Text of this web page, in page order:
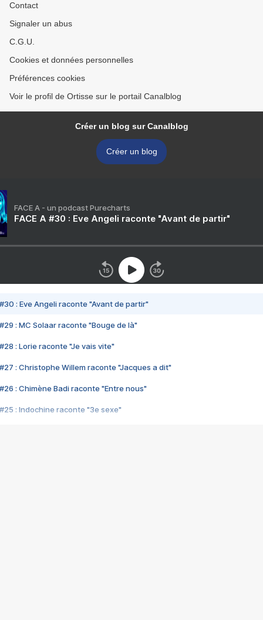
Contact
Signaler un abus
C.G.U.
Cookies et données personnelles
Préférences cookies
Voir le profil de Ortisse sur le portail Canalblog
Créer un blog sur Canalblog
Créer un blog
FACE A - un podcast Purecharts
FACE A #30 : Eve Angeli raconte "Avant de partir"
#30 : Eve Angeli raconte "Avant de partir"
#29 : MC Solaar raconte "Bouge de là"
#28 : Lorie raconte "Je vais vite"
#27 : Christophe Willem raconte "Jacques a dit"
#26 : Chimène Badi raconte "Entre nous"
#25 : Indochine raconte "3e sexe"